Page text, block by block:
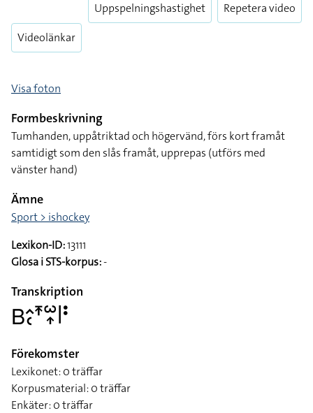
Videolänkar
Uppspelningshastighet Repetera video
Visa foton
Formbeskrivning
Tumhanden, uppåtriktad och högervänd, förs kort framåt
samtidigt som den slås framåt, upprepas (utförs med
vänster hand)
Ämne
Sport > ishockey
Lexikon-ID:13111
Glosa i STS-korpus:-
Transkription
􌤧􌤵􌥗􌥵􌥱􌥾􌥼􌥻
Förekomster
Lexikonet: 0 träffar
Korpusmaterial: 0 träffar
Enkäter: 0 träffar